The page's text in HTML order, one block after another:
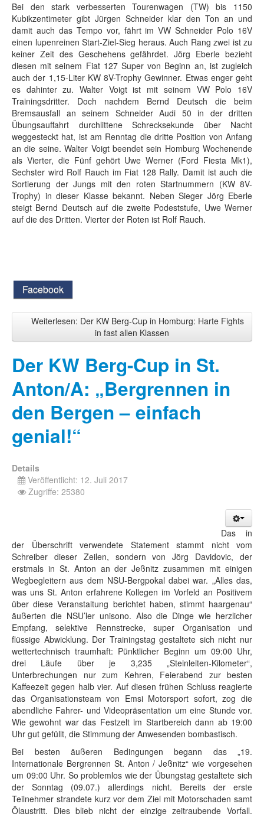
Bei den stark verbesserten Tourenwagen (TW) bis 1150
Kubikzentimeter gibt Jürgen Schneider klar den Ton an und
damit auch das Tempo vor, fährt im VW Schneider Polo 16V
einen lupenreinen Start-Ziel-Sieg heraus. Auch Rang zwei ist zu
keiner Zeit des Geschehens gefährdet. Jörg Eberle bezieht
diesen mit seinem Fiat 127 Super von Beginn an, ist zugleich
auch der 1,15-Liter KW 8V-Trophy Gewinner. Etwas enger geht
es dahinter zu. Walter Voigt ist mit seinem VW Polo 16V
Trainingsdritter. Doch nachdem Bernd Deutsch die beim
Bremsausfall an seinem Schneider Audi 50 in der dritten
Übungsauffahrt durchlittene Schrecksekunde über Nacht
weggesteckt hat, ist am Renntag die dritte Position von Anfang
an die seine. Walter Voigt beendet sein Homburg Wochenende
als Vierter, die Fünf gehört Uwe Werner (Ford Fiesta Mk1),
Sechster wird Rolf Rauch im Fiat 128 Rally. Damit ist auch die
Sortierung der Jungs mit den roten Startnummern (KW 8V-
Trophy) in dieser Klasse bekannt. Neben Sieger Jörg Eberle
steigt Bernd Deutsch auf die zweite Podeststufe, Uwe Werner
auf die des Dritten. Vierter der Roten ist Rolf Rauch.
Facebook
Weiterlesen: Der KW Berg-Cup in Homburg: Harte Fights
in fast allen Klassen
Der KW Berg-Cup in St.
Anton/A: „Bergrennen in
den Bergen – einfach
genial!“
Details
Veröffentlicht: 12. Juli 2017
Zugriffe: 25380
Das in
der Überschrift verwendete Statement stammt nicht vom
Schreiber dieser Zeilen, sondern von Jörg Davidovic, der
erstmals in St. Anton an der Jeßnitz zusammen mit einigen
Wegbegleitern aus dem NSU-Bergpokal dabei war. „Alles das,
was uns St. Anton erfahrene Kollegen im Vorfeld an Positivem
über diese Veranstaltung berichtet haben, stimmt haargenau“
äußerten die NSU’ler unisono. Also die Dinge wie herzlicher
Empfang, selektive Rennstrecke, super Organisation und
flüssige Abwicklung. Der Trainingstag gestaltete sich nicht nur
wettertechnisch traumhaft: Pünktlicher Beginn um 09:00 Uhr,
drei Läufe über je 3,235 „Steinleiten-Kilometer“,
Unterbrechungen nur zum Kehren, Feierabend zur besten
Kaffeezeit gegen halb vier. Auf diesen frühen Schluss reagierte
das Organisationsteam von Emsi Motorsport sofort, zog die
abendliche Fahrer- und Videopräsentation um eine Stunde vor.
Wie gewohnt war das Festzelt im Startbereich dann ab 19:00
Uhr gut gefüllt, die Stimmung der Anwesenden bombastisch.
Bei besten äußeren Bedingungen begann das „19.
Internationale Bergrennen St. Anton / Jeßnitz“ wie vorgesehen
um 09:00 Uhr. So problemlos wie der Übungstag gestaltete sich
der Sonntag (09.07.) allerdings nicht. Bereits der erste
Teilnehmer strandete kurz vor dem Ziel mit Motorschaden samt
Ölaustritt. Dies blieb nicht der einzige zeitraubende Vorfall.